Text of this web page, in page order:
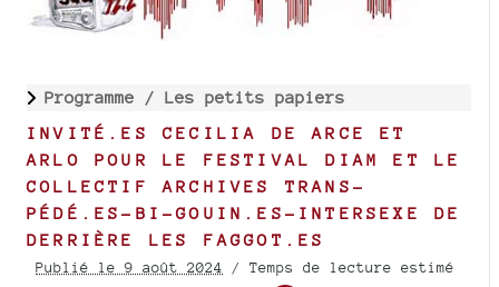
Programme / Les petits papiers
INVITÉ.ES CECILIA DE ARCE ET
ARLO POUR LE FESTIVAL DIAM ET LE
COLLECTIF ARCHIVES TRANS-
PÉDÉ.ES-BI-GOUIN.ES-INTERSEXE DE
DERRIÈRE LES FAGGOT.ES
Publié le 9 août 2024 / Temps de lecture estimé